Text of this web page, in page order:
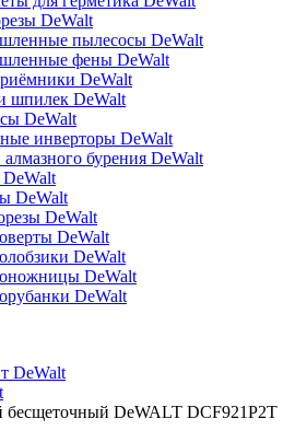
DeWalt
пылесосы DeWalt
фены DeWalt
DeWalt
шпилек DeWalt
DeWalt
инверторы DeWalt
бурения DeWalt
DeWalt
DeWalt
DeWalt
DeWalt
DeWalt
DeWalt
DeWalt
бесщеточный DeWALT DCF921P2T